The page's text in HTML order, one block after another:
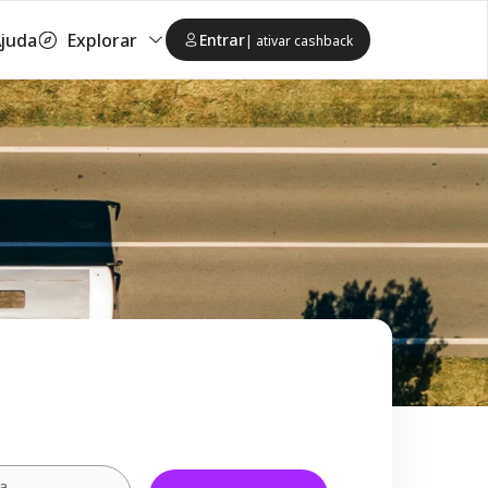
Explorar Entrar| ativar cashback